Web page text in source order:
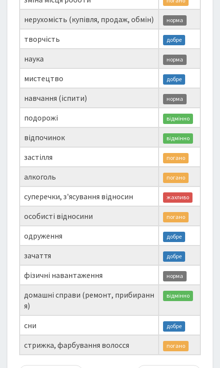
нерухомість (купівля, продаж, обмін) норма
творчість добре
наука норма
мистецтво добре
навчання (іспити) норма
подорожі відмінно
відпочинок відмінно
застілля погано
алкоголь погано
суперечки, з'ясування відносин жахливо
особисті відносини погано
одруження добре
зачаття добре
фізичні навантаження норма
домашні справи (ремонт, прибиранн
я)
відмінно
сни добре
стрижка, фарбування волосся погано